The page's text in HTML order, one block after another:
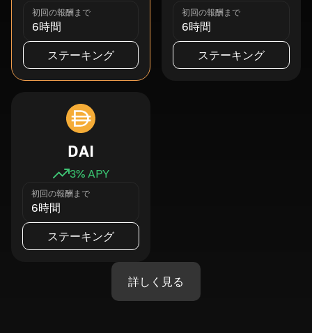
初回の報酬まで
6時間
ステーキング
初回の報酬まで
6時間
ステーキング
DAI
3% APY
初回の報酬まで
6時間
ステーキング
詳しく見る